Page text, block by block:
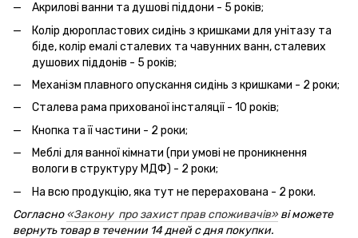
Акрилові ванни та душові піддони - 5 років;
Колір дюропластових сидінь з кришками для унітазу та
біде, колір емалі сталевих та чавунних ванн, сталевих
душових піддонів - 5 років;
Механізм плавного опускання сидінь з кришками - 2 роки;
Сталева рама прихованої інсталяції - 10 років;
Кнопка та її частини - 2 роки;
Меблі для ванної кімнати (при умові не проникнення
вологи в структуру МДФ) - 2 роки;
На всю продукцію, яка тут не перерахована - 2 роки.
Согласно«Закону про захист прав споживачів» ві можете
вернуть товар в течении 14 дней с дня покупки.